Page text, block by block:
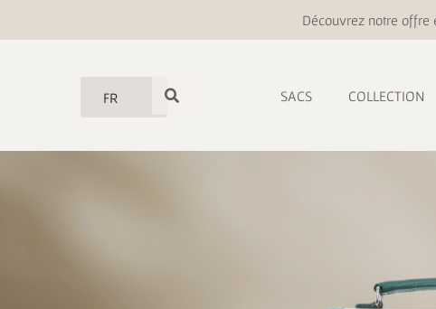
Découvrez notre offre
FR SACS COLLECTION